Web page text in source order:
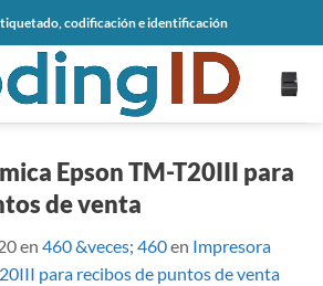
codificación e identificación
Epson TM-T20III para
de venta
en 460 &veces; 460en Impresora
para recibos de puntos de venta